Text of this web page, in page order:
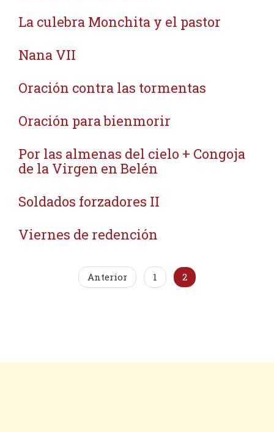
La culebra Monchita y el pastor
Nana VII
Oración contra las tormentas
Oración para bienmorir
Por las almenas del cielo + Congoja
de la Virgen en Belén
Soldados forzadores II
Viernes de redención
Anterior 1 2